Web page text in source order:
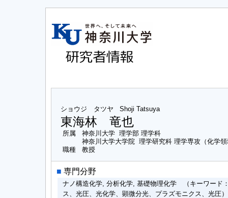
ショウジ タツヤ Shoji Tatsuya
東海林 竜也
所属
神奈川大学 理学部 理学科
神奈川大学大学院 理学研究科 理学専攻（化学
職種
教授
■ 専門分野
ナノ構造化学, 分析化学, 基礎物理化学 （キーワード
ス、光圧、光化学、顕微分光、プラズモニクス、光圧